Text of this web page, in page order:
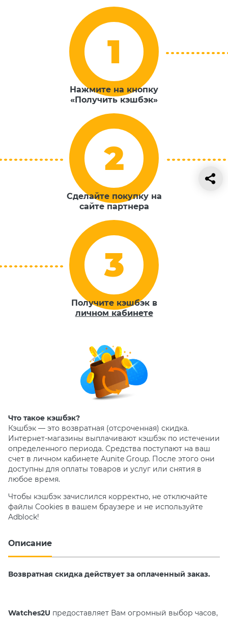
Нажмите на кнопку
«Получить кэшбэк»
Сделайте покупку на
сайте партнера
Получите кэшбэк в
личном кабинете
Что такое кэшбэк?
Кэшбэк — это возвратная (отсроченная) скидка.
Интернет-магазины выплачивают кэшбэк по истечении
определенного периода. Средства поступают на ваш
счет в личном кабинете Aunite Group. После этого они
доступны для оплаты товаров и услуг или снятия в
любое время.
Чтобы кэшбэк зачислился корректно, не отключайте
файлы Cookies в вашем браузере и не используйте
Adblock!
Описание
Возвратная скидка действует за оплаченный заказ.
Watches2U предоставляет Вам огромный выбор часов,